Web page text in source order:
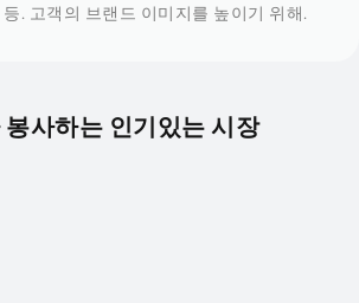
. 고객의 브랜드 이미지를 높이기 위해.
봉사하는 인기있는 시장